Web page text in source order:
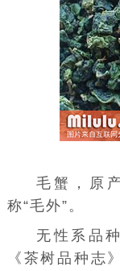
毛蟹，原
称“毛外”。
无性系品
《茶树品种志